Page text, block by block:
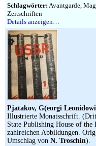
Schlagwörter: Avantgarde,
Zeitschriften
Details anzeigen…
Pjatakov, G(eorgi
Illustrierte Monatsschrift.
State Publishing House of
zahlreichen Abbildungen.
Umschlag von N. Troschin).